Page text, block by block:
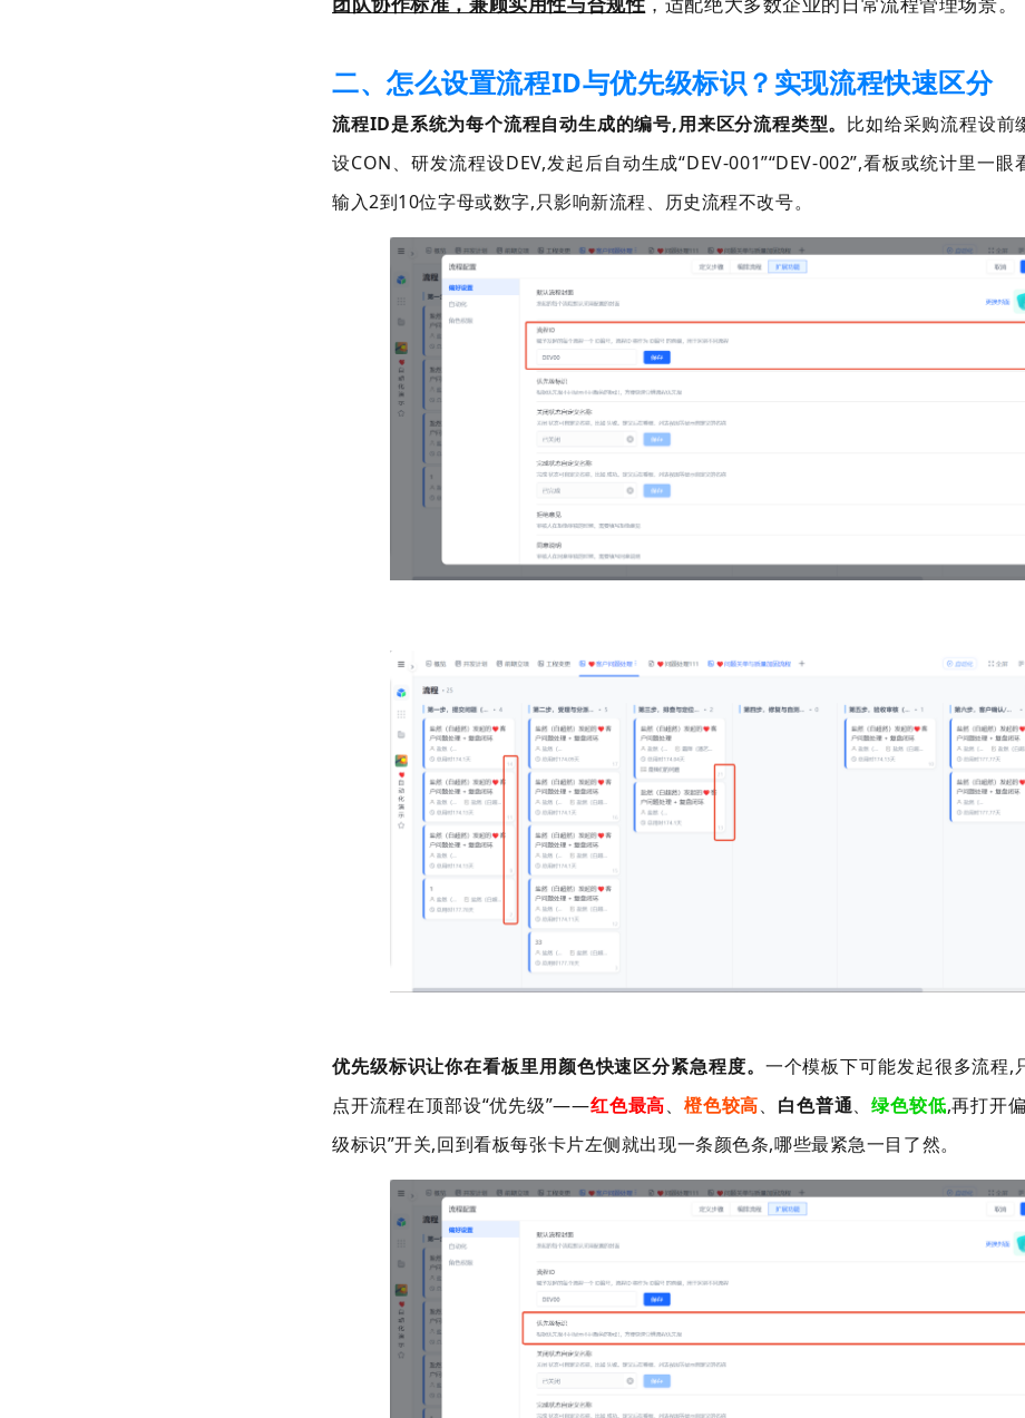
二、怎么设置流程ID与优先级标识？实现流程快速区分
流程ID是系统为每个流程自动生成的编号,用来区分流程类型。 比如给采购流程设前
设CON、研发流程设DEV,发起后自动生成“DEV-001”“DEV-002”,看板或统计里一眼
输入2到10位字母或数字,只影响新流程、历史流程不改号。
优先级标识让你在看板里用颜色快速区分紧急程度。 一个模板下可能发起很多流程,
点开流程在顶部设“优先级”——红色最高、 橙色较高、 白色普通、绿色较低,再打开
级标识”开关,回到看板每张卡片左侧就出现一条颜色条,哪些最紧急一目了然。